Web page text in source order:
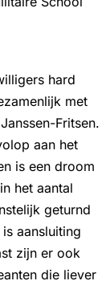
hard
met
Fritsen.
aan het
is een droom
het aantal
geturnd
aansluiting
zijn er ook
die liever